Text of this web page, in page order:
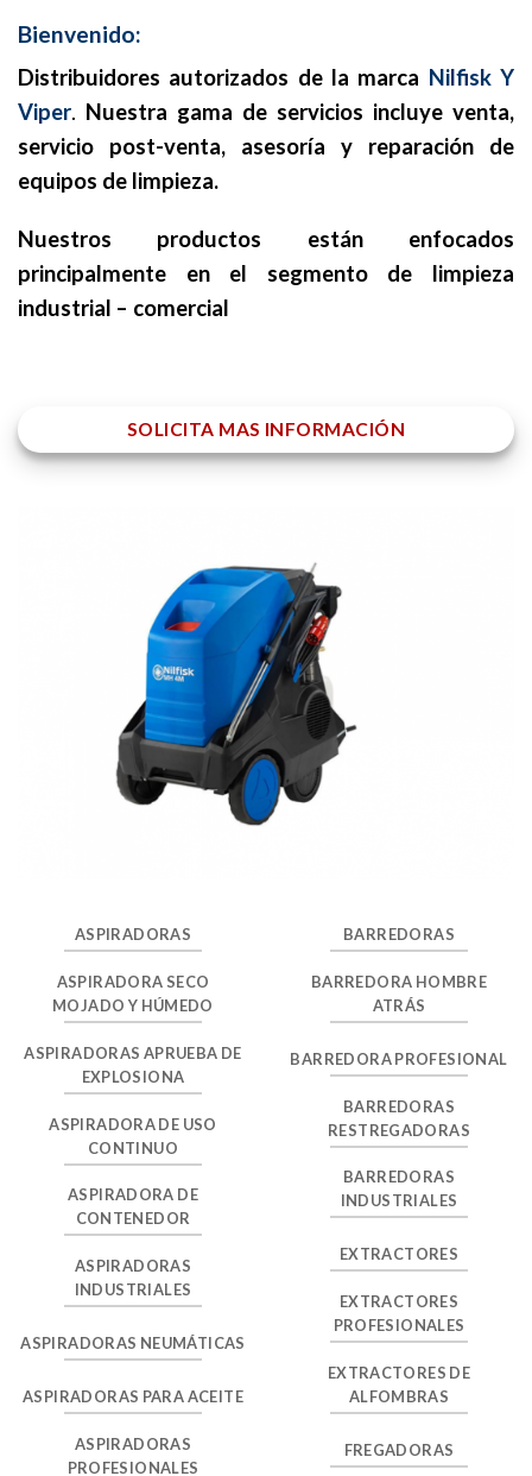
Bienvenido:
Distribuidores autorizados de la marca Nilfisk Y
Viper. Nuestra gama de servicios incluye venta,
servicio post-venta, asesoría y reparación de
equipos de limpieza.
Nuestros productos están enfocados
principalmente en el segmento de limpieza
industrial – comercial
SOLICITA MAS INFORMACIÓN
ASPIRADORAS
ASPIRADORA SECO
MOJADO Y HÚMEDO
ASPIRADORAS APRUEBA DE
EXPLOSIONA
ASPIRADORA DE USO
CONTINUO
ASPIRADORA DE
CONTENEDOR
ASPIRADORAS
INDUSTRIALES
ASPIRADORAS NEUMÁTICAS
ASPIRADORAS PARA ACEITE
ASPIRADORAS
PROFESIONALES
BARREDORAS
BARREDORA HOMBRE
ATRÁS
BARREDORA PROFESIONAL
BARREDORAS
RESTREGADORAS
BARREDORAS
INDUSTRIALES
EXTRACTORES
EXTRACTORES
PROFESIONALES
EXTRACTORES DE
ALFOMBRAS
FREGADORAS